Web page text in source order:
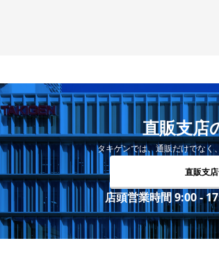
直販支店
タキゲンでは、通販だけでなく
直販支
店頭営業時間 9:00 -